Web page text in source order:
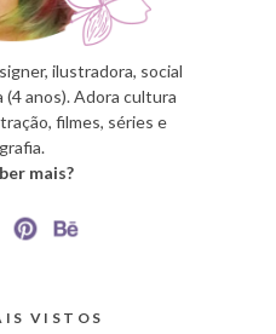
ilustradora, social
(4 anos). Adora cultura
filmes, séries e
mais?
VISTOS